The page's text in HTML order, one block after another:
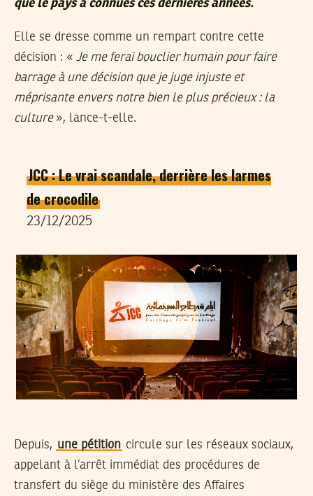
que le pays a connues ces dernières années.
Elle se dresse comme un rempart contre cette
décision : « Je me ferai bouclier humain pour faire
barrage à une décision que je juge injuste et
méprisante envers notre bien le plus précieux : la
culture», lance-t-elle.
JCC : Le vrai scandale, derrière les larmes
de crocodile
23/12/2025
Depuis, une pétition circule sur les réseaux sociaux,
appelant à l’arrêt immédiat des procédures de
transfert du siège du ministère des Affaires